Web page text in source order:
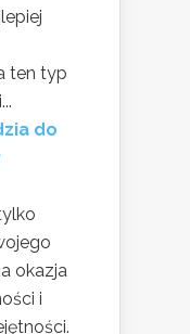
ten typ
do
okazja
i